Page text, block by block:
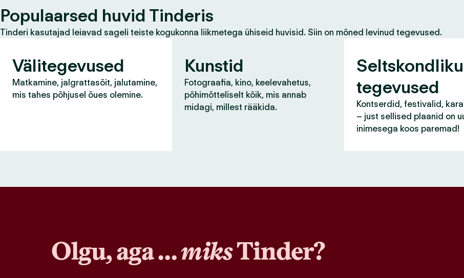
Populaarsed huvid Tinderis
Tinderi kasutajad leiavad sageli teiste kogukonna liikmetega ühiseid huvisid. Siin on mõned levinud tegevused.
Välitegevused
Matkamine, jalgrattasõit, jalutamine,
mis tahes põhjusel õues olemine.
Kunstid
Fotograafia, kino, keelevahetus,
põhimõtteliselt kõik, mis annab
midagi, millest rääkida.
tegevused
Kontserdid, festivalid,
– just sellised plaanid on
inimesega koos paremad!
Olgu, aga …miksTinder?